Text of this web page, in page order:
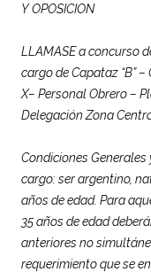
Y OPOSICION
LLAMASE a concurso
cargo de Capataz “B”
X– Personal Obrero –
Delegación Zona
Condiciones
cargo: ser argentino,
años de edad. Para
35 años de edad
anteriores no
requerimiento que se